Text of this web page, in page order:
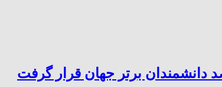
دانشمندان برتر جهان قرار گرفت